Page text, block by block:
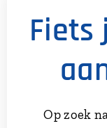
Fiets
Op zoek